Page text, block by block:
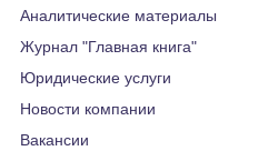
Аналитические материалы
Журнал "Главная книга"
Юридические услуги
Новости компании
Вакансии